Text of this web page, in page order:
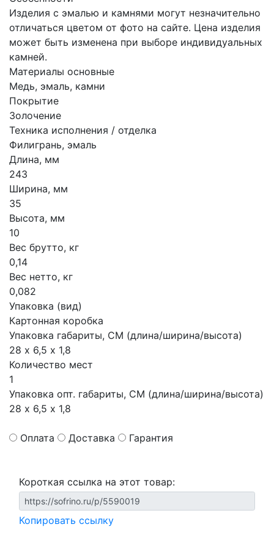
Изделия с эмалью и камнями могут незначительно
отличаться цветом от фото на сайте. Цена изделия
может быть изменена при выборе индивидуальных
камней.
Материалы основные
Медь, эмаль, камни
Покрытие
Золочение
Техника исполнения / отделка
Филигрань, эмаль
Длина, мм
243
Ширина, мм
35
Высота, мм
10
Вес брутто, кг
0,14
Вес нетто, кг
0,082
Упаковка (вид)
Картонная коробка
Упаковка габариты, СМ (длина/ширина/высота)
28 х 6,5 х 1,8
Количество мест
1
Упаковка опт. габариты, СМ (длина/ширина/высота)
28 х 6,5 х 1,8
Оплата Доставка Гарантия
Короткая ссылка на этот товар:
Копировать ссылку